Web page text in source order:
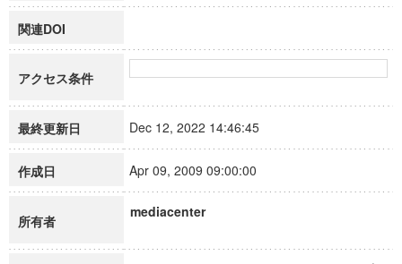
関連DOI
アクセス条件
最終更新日 Dec 12, 2022 14:46:45
作成日 Apr 09, 2009 09:00:00
所有者
mediacenter